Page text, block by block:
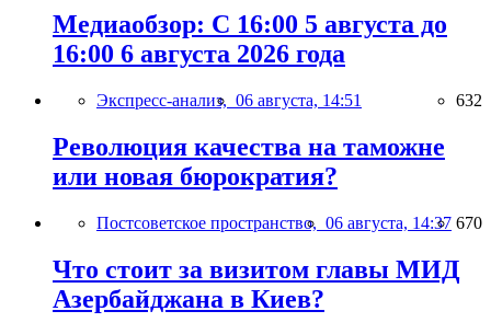
Медиаобзор: С 16:00 5 августа до
16:00 6 августа 2026 года
Экспресс-анализ, 06 августа, 14:51 632
Революция качества на таможне
или новая бюрократия?
Постсоветское пространство, 06 августа, 14:37 670
Что стоит за визитом главы МИД
Азербайджана в Киев?